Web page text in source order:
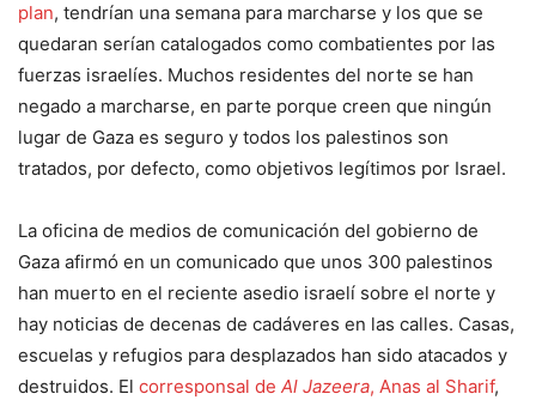
plan, tendrían una semana para marcharse y los que se
quedaran serían catalogados como combatientes por las
fuerzas israelíes. Muchos residentes del norte se han
negado a marcharse, en parte porque creen que ningún
lugar de Gaza es seguro y todos los palestinos son
tratados, por defecto, como objetivos legítimos por Israel.
La oficina de medios de comunicación del gobierno de
Gaza afirmó en un comunicado que unos 300 palestinos
han muerto en el reciente asedio israelí sobre el norte y
hay noticias de decenas de cadáveres en las calles. Casas,
escuelas y refugios para desplazados han sido atacados y
destruidos. El corresponsal de Al Jazeera, Anas al Sharif,